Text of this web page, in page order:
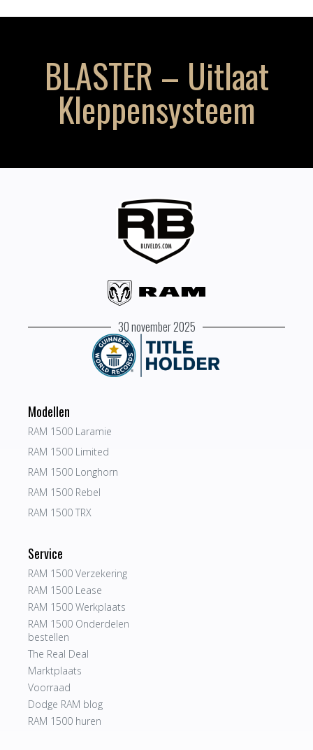
BLASTER – Uitlaat
Kleppensysteem
30 november 2025
Modellen
RAM 1500 Laramie
RAM 1500 Limited
RAM 1500 Longhorn
RAM 1500 Rebel
RAM 1500 TRX
Service
RAM 1500 Verzekering
RAM 1500 Lease
RAM 1500 Werkplaats
RAM 1500 Onderdelen
bestellen
The Real Deal
Marktplaats
Voorraad
Dodge RAM blog
RAM 1500 huren